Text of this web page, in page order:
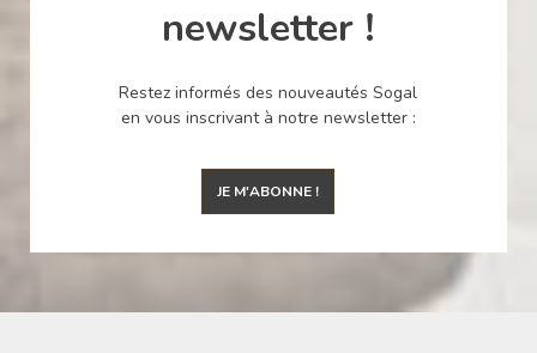
newsletter !
Restez informés des nouveautés Sogal
en vous inscrivant à notre newsletter :
JE M'ABONNE !